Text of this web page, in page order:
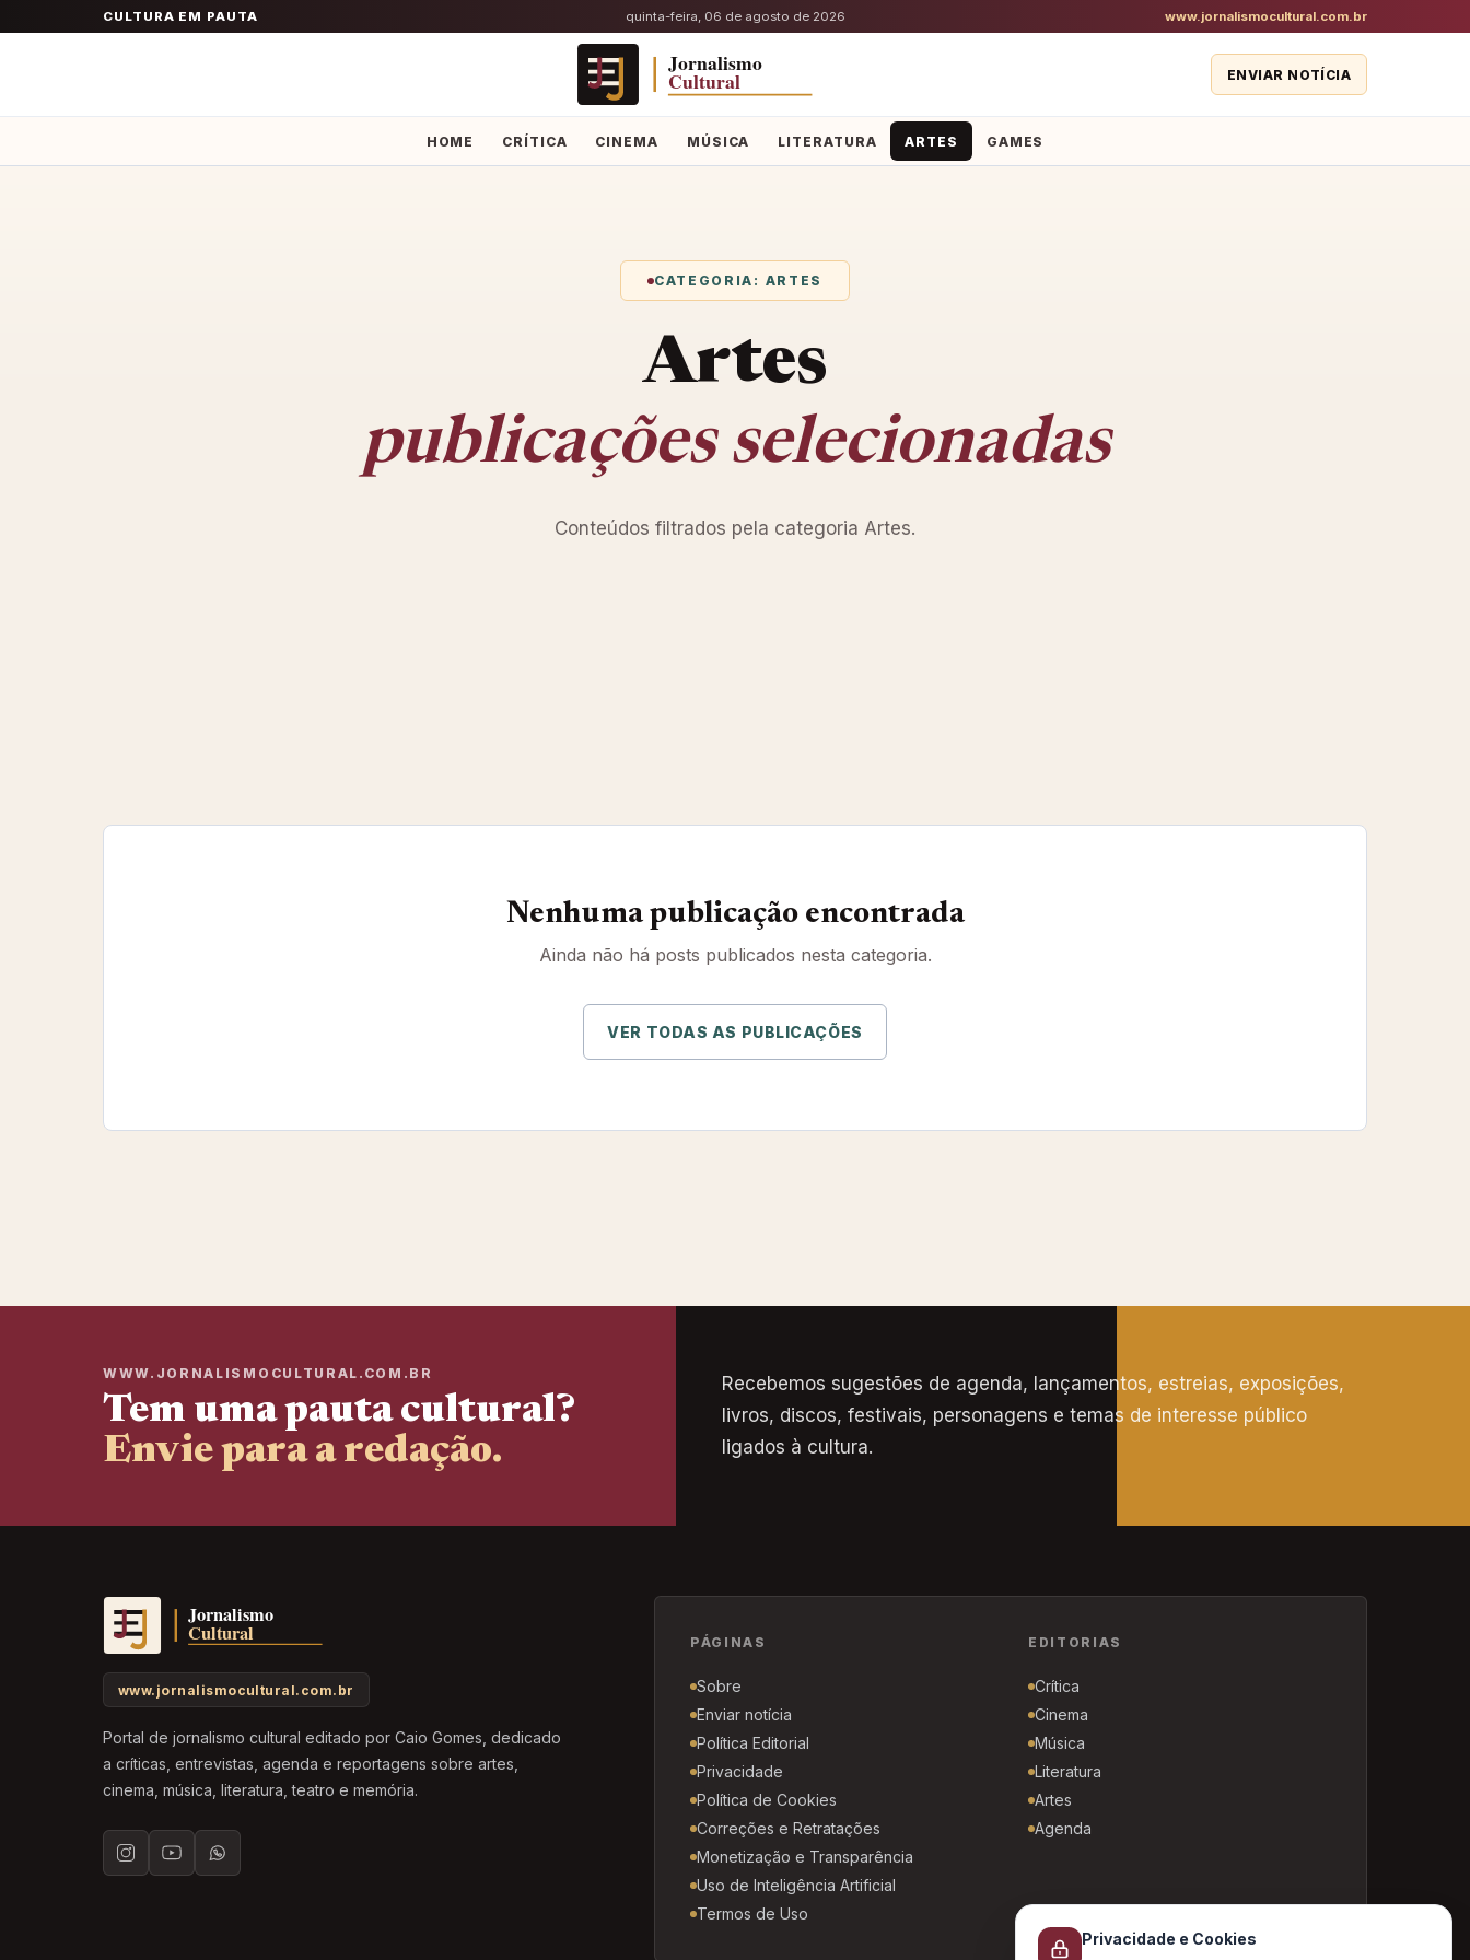
CULTURA EM PAUTA quinta-feira, 06 de agosto de 2026 www.jornalismocultural.com.br
ENVIAR NOTÍCIA
HOME CRÍTICA CINEMA MÚSICA LITERATURA ARTES GAMES
CATEGORIA: ARTES
Artes
publicações selecionadas
Conteúdos filtrados pela categoria Artes.
Nenhuma publicação encontrada
Ainda não há posts publicados nesta categoria.
VER TODAS AS PUBLICAÇÕES
WWW.JORNALISMOCULTURAL.COM.BR
Tem uma pauta cultural?
Envie para a redação.
Recebemos sugestões de agenda, lançamentos, estreias, exposições,
livros, discos, festivais, personagens e temas de interesse público
ligados à cultura.
www.jornalismocultural.com.br
Portal de jornalismo cultural editado por Caio Gomes, dedicado
a críticas, entrevistas, agenda e reportagens sobre artes,
cinema, música, literatura, teatro e memória.
PÁGINAS
Sobre
Enviar notícia
Política Editorial
Privacidade
Política de Cookies
Correções e Retratações
Monetização e Transparência
Uso de Inteligência Artificial
Termos de Uso
EDITORIAS
Crítica
Cinema
Música
Literatura
Artes
Agenda
Privacidade e Cookies